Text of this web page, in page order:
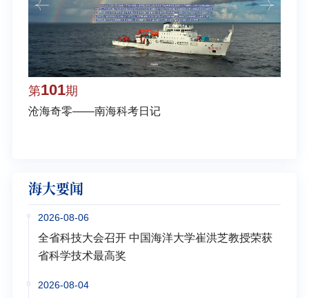
第101期
沧海奇零——南海科考日记
海大要闻
2026-08-06
全省科技大会召开 中国海洋大学崔洪芝教授荣获
省科学技术最高奖
2026-08-04